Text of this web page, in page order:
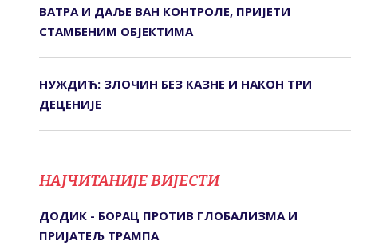
ВАТРА И ДАЉЕ ВАН КОНТРОЛЕ, ПРИЈЕТИ
СТАМБЕНИМ ОБЈЕКТИМА
НУЖДИЋ: ЗЛОЧИН БЕЗ КАЗНЕ И НАКОН ТРИ
ДЕЦЕНИЈЕ
НАЈЧИТАНИЈЕ ВИЈЕСТИ
ДОДИК - БОРАЦ ПРОТИВ ГЛОБАЛИЗМА И
ПРИЈАТЕЉ ТРАМПА